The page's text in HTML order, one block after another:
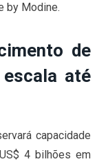
by Modine.
de
até
capacidade
4 bilhões em